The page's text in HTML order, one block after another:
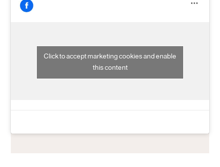
Click to accept marketing cookies and enable
this content